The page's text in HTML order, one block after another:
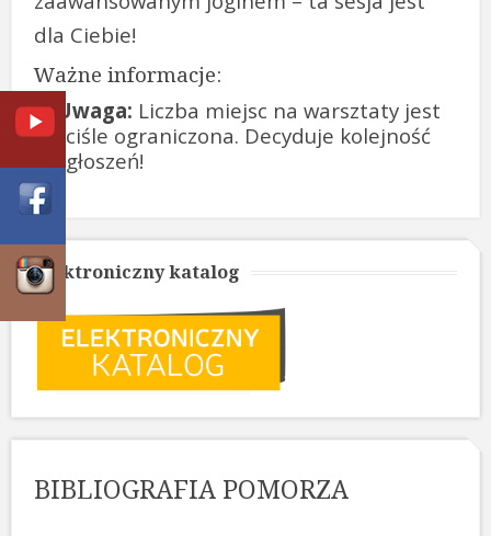
dla Ciebie!
Ważne informacje:
Uwaga: Liczba miejsc na warsztaty jest
ściśle ograniczona. Decyduje kolejność
zgłoszeń!
Elektroniczny katalog
BIBLIOGRAFIA POMORZA